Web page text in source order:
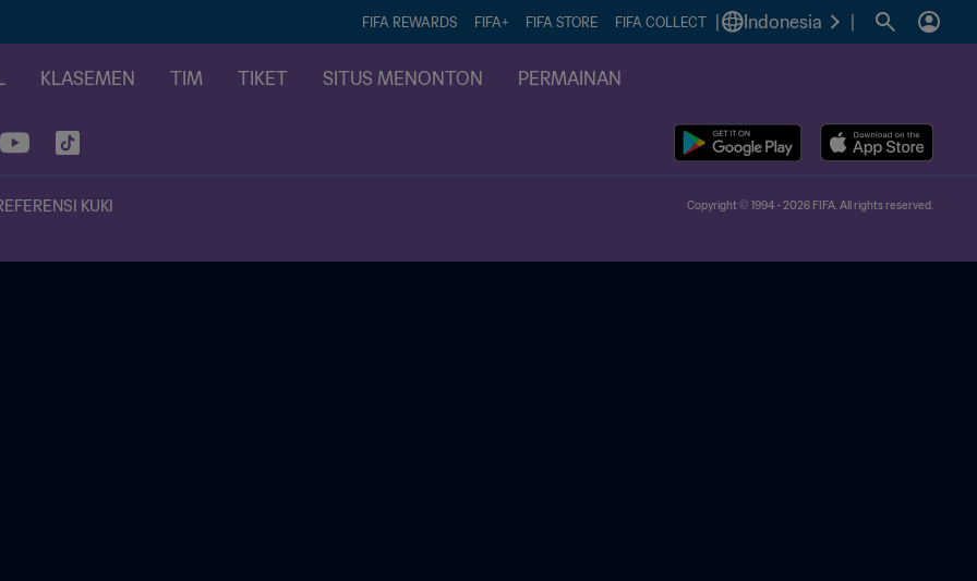
FIFA REWARDS FIFA+ FIFA STORE FIFA COLLECT Indonesia
KLASEMEN TIM TIKET SITUS MENONTON PERMAINAN
KUKI Copyright © 1994 - 2026 FIFA. All rights reserved.